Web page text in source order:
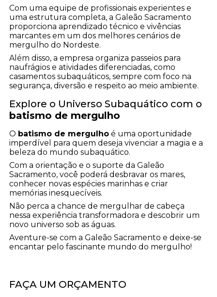
Com uma equipe de profissionais experientes e
uma estrutura completa, a Galeão Sacramento
proporciona aprendizado técnico e vivências
marcantes em um dos melhores cenários de
mergulho do Nordeste.
Além disso, a empresa organiza passeios para
naufrágios e atividades diferenciadas, como
casamentos subaquáticos, sempre com foco na
segurança, diversão e respeito ao meio ambiente.
Explore o Universo Subaquático com o
batismo de mergulho
O batismo de mergulho é uma oportunidade
imperdível para quem deseja vivenciar a magia e a
beleza do mundo subaquático.
Com a orientação e o suporte da Galeão
Sacramento, você poderá desbravar os mares,
conhecer novas espécies marinhas e criar
memórias inesquecíveis.
Não perca a chance de mergulhar de cabeça
nessa experiência transformadora e descobrir um
novo universo sob as águas.
Aventure-se com a Galeão Sacramento e deixe-se
encantar pelo fascinante mundo do mergulho!
FAÇA UM ORÇAMENTO